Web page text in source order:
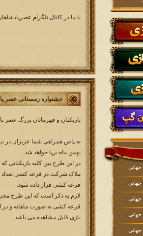
با ما در کانال تلگرام
جشنواره زمستانی عصر
بازیکنان و قهرمانان بزرگ عصر
بهمن ماه برپا خواهد شد.
در این طرح بین کلیه بازیکنانی
ملاک شرکت در قرعه کشی تعداد
قرعه کشی قرار داده شود.
لازم به ذکر است که این طرح
بازی قابل مشاهده می باشد.